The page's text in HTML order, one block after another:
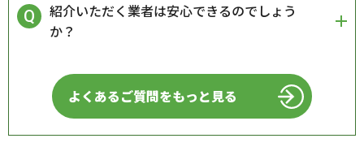
紹介いただく業者は安心できるのでしょう
か？
よくあるご質問をもっと見る